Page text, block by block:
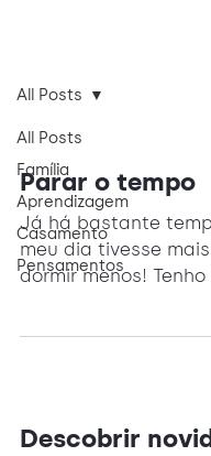
All Posts
Família
Aprendizagem
Casamento
Pensamentos
All Posts
Parar o tempo
Já há bastante
meu dia tivesse
dormir menos!
Descobrir